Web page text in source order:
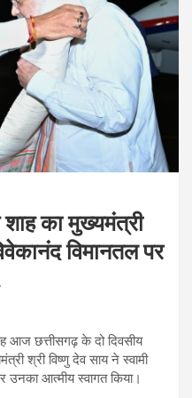
का मुख्यमंत्री
विमानतल पर
आज छत्तीसगढ़ के दो दिवसीय
श्री विष्णु देव साय ने स्वामी
उनका आत्मीय स्वागत किया।